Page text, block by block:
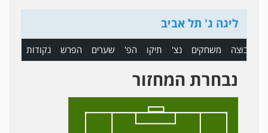
ליגה ג' תל אביב
קבוצה משחקים נצ' תיקו הפ' שערים הפרש נקודות
נבחרת המחזור